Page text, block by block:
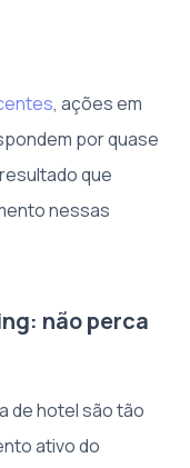
, ações em
por quase
que
nessas
não perca
de hotel são tão
ativo do